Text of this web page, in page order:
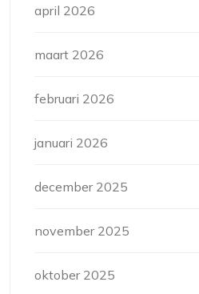
april 2026
maart 2026
februari 2026
januari 2026
december 2025
november 2025
oktober 2025